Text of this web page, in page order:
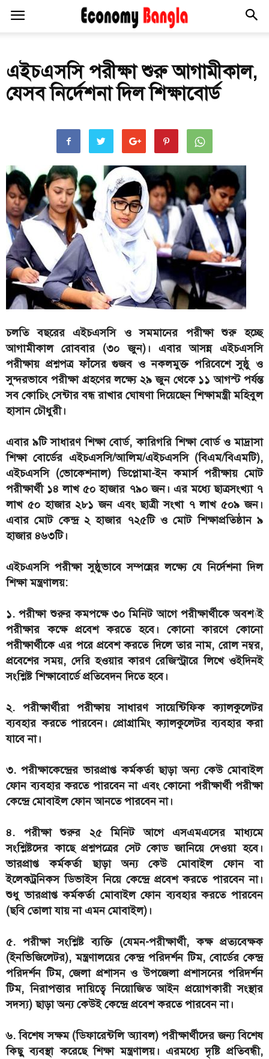
এইচএসসি পরীক্ষা শুরু আগামীকাল,
যেসব নির্দেশনা দিল শিক্ষাবোর্ড
চলতি বছরের এইচএসসি ও সমমানের পরীক্ষা শুরু হচ্ছে
আগামীকাল রোববার (৩০ জুন)। এবার আসন্ন এইচএসসি
পরীক্ষায় প্রশ্নপত্র ফাঁসের গুজব ও নকলমুক্ত পরিবেশে সুষ্ঠু ও
সুন্দরভাবে পরীক্ষা গ্রহণের লক্ষ্যে ২৯ জুন থেকে ১১ আগস্ট পর্যন্ত
সব কোচিং সেন্টার বন্ধ রাখার ঘোষণা দিয়েছেন শিক্ষামন্ত্রী মহিবুল
হাসান চৌধুরী।
এবার ৯টি সাধারণ শিক্ষা বোর্ড, কারিগরি শিক্ষা বোর্ড ও মাদ্রাসা
শিক্ষা বোর্ডের এইচএসসি/আলিম/এইচএসসি (বিএম/বিএমটি),
এইচএসসি (ভোকেশনাল) ডিপ্লোমা-ইন কমার্স পরীক্ষায় মোট
পরীক্ষার্থী ১৪ লাখ ৫০ হাজার ৭৯০ জন। এর মধ্যে ছাত্রসংখ্যা ৭
লাখ ৫০ হাজার ২৮১ জন এবং ছাত্রী সংখা ৭ লাখ ৫০৯ জন।
এবার মোট কেন্দ্র ২ হাজার ৭২৫টি ও মোট শিক্ষাপ্রতিষ্ঠান ৯
হাজার ৪৬৩টি।
এইচএসসি পরীক্ষা সুষ্ঠুভাবে সম্পন্নের লক্ষ্যে যে নির্দেশনা দিল
শিক্ষা মন্ত্রণালয়:
১. পরীক্ষা শুরুর কমপক্ষে ৩০ মিনিট আগে পরীক্ষার্থীকে অবশ্যই
পরীক্ষার কক্ষে প্রবেশ করতে হবে। কোনো কারণে কোনো
পরীক্ষার্থীকে এর পরে প্রবেশ করতে দিলে তার নাম, রোল নম্বর,
প্রবেশের সময়, দেরি হওয়ার কারণ রেজিস্ট্রারে লিখে ওইদিনই
সংশ্লিষ্ট শিক্ষাবোর্ডে প্রতিবেদন দিতে হবে।
২. পরীক্ষার্থীরা পরীক্ষায় সাধারণ সায়েন্টিফিক ক্যালকুলেটর
ব্যবহার করতে পারবেন। প্রোগ্রামিং ক্যালকুলেটর ব্যবহার করা
যাবে না।
৩. পরীক্ষাকেন্দ্রের ভারপ্রাপ্ত কর্মকর্তা ছাড়া অন্য কেউ মোবাইল
ফোন ব্যবহার করতে পারবেন না এবং কোনো পরীক্ষার্থী পরীক্ষা
কেন্দ্রে মোবাইল ফোন আনতে পারবেন না।
৪. পরীক্ষা শুরুর ২৫ মিনিট আগে এসএমএসের মাধ্যমে
সংশ্লিষ্টদের কাছে প্রশ্নপত্রের সেট কোড জানিয়ে দেওয়া হবে।
ভারপ্রাপ্ত কর্মকর্তা ছাড়া অন্য কেউ মোবাইল ফোন বা
ইলেকট্রনিকস ডিভাইস নিয়ে কেন্দ্রে প্রবেশ করতে পারবেন না।
শুধু ভারপ্রাপ্ত কর্মকর্তা মোবাইল ফোন ব্যবহার করতে পারবেন
(ছবি তোলা যায় না এমন মোবাইল)।
৫. পরীক্ষা সংশ্লিষ্ট ব্যক্তি (যেমন-পরীক্ষার্থী, কক্ষ প্রত্যবেক্ষক
(ইনভিজিলেটর), মন্ত্রণালয়ের কেন্দ্র পরিদর্শন টিম, বোর্ডের কেন্দ্র
পরিদর্শন টিম, জেলা প্রশাসন ও উপজেলা প্রশাসনের পরিদর্শন
টিম, নিরাপত্তার দায়িত্বে নিয়োজিত আইন প্রয়োগকারী সংস্থার
সদস্য) ছাড়া অন্য কেউই কেন্দ্রে প্রবেশ করতে পারবেন না।
৬. বিশেষ সক্ষম (ডিফারেন্টলি অ্যাবল) পরীক্ষার্থীদের জন্য বিশেষ
কিছু ব্যবস্থা করেছে শিক্ষা মন্ত্রণালয়। এরমধ্যে দৃষ্টি প্রতিবন্ধী,